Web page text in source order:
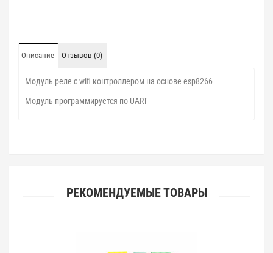
Описание Отзывов (0)
Модуль реле c wifi контроллером на основе esp8266
Модуль программируется по UART
РЕКОМЕНДУЕМЫЕ ТОВАРЫ